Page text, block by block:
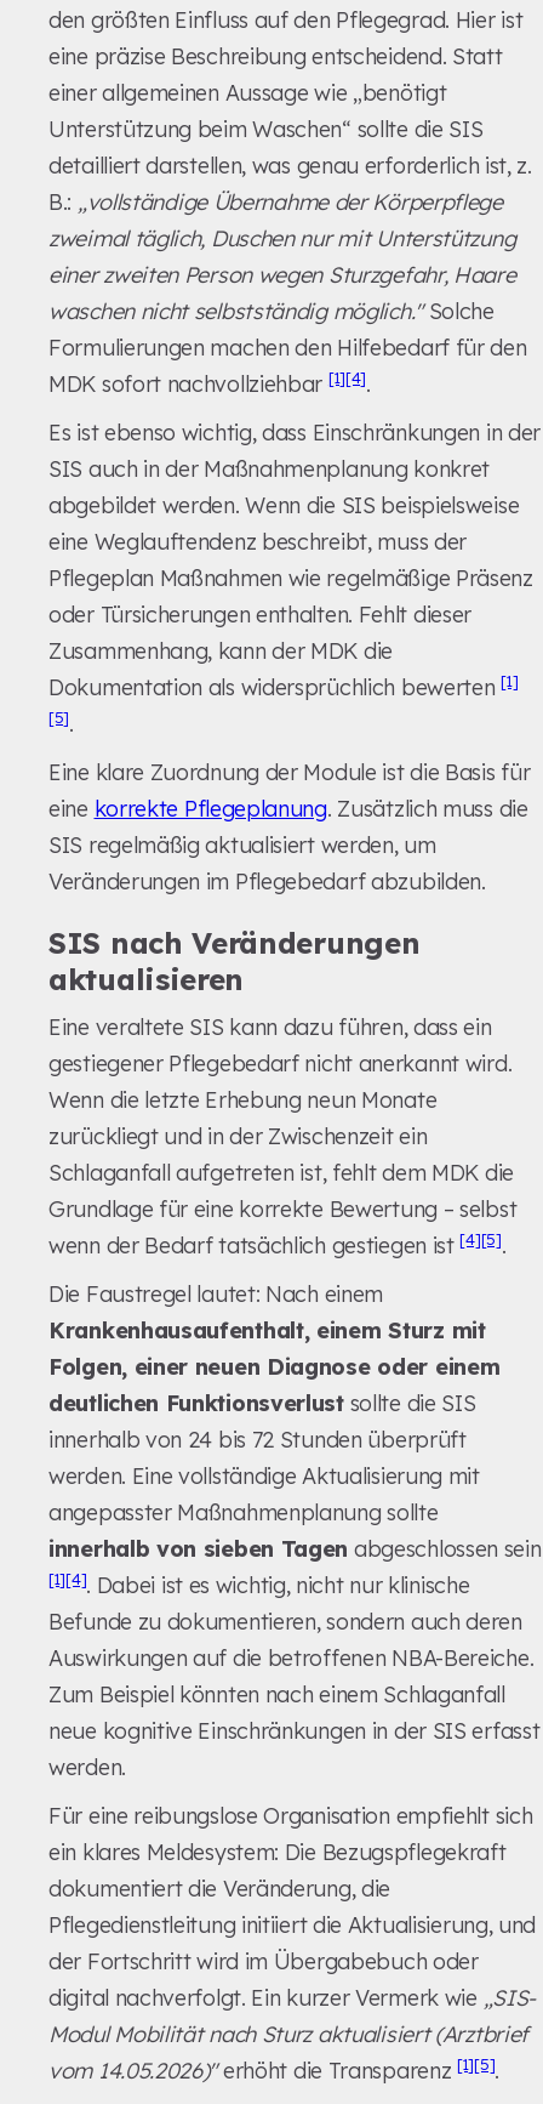
den größten Einfluss auf den Pflegegrad. Hier ist
eine präzise Beschreibung entscheidend. Statt
einer allgemeinen Aussage wie „benötigt
Unterstützung beim Waschen“ sollte die SIS
detailliert darstellen, was genau erforderlich ist, z.
B.: „vollständige Übernahme der Körperpflege
zweimal täglich, Duschen nur mit Unterstützung
einer zweiten Person wegen Sturzgefahr, Haare
waschen nicht selbstständig möglich."Solche
Formulierungen machen den Hilfebedarf für den
MDK sofort nachvollziehbar [1][4].
Es ist ebenso wichtig, dass Einschränkungen in der
SIS auch in der Maßnahmenplanung konkret
abgebildet werden. Wenn die SIS beispielsweise
eine Weglauftendenz beschreibt, muss der
Pflegeplan Maßnahmen wie regelmäßige Präsenz
oder Türsicherungen enthalten. Fehlt dieser
Zusammenhang, kann der MDK die
Dokumentation als widersprüchlich bewerten[1]
[5].
Eine klare Zuordnung der Module ist die Basis für
eine korrekte Pflegeplanung. Zusätzlich muss die
SIS regelmäßig aktualisiert werden, um
Veränderungen im Pflegebedarf abzubilden.
SIS nach Veränderungen
aktualisieren
Eine veraltete SIS kann dazu führen, dass ein
gestiegener Pflegebedarf nicht anerkannt wird.
Wenn die letzte Erhebung neun Monate
zurückliegt und in der Zwischenzeit ein
Schlaganfall aufgetreten ist, fehlt dem MDK die
Grundlage für eine korrekte Bewertung – selbst
wenn der Bedarf tatsächlich gestiegen ist[4][5].
Die Faustregel lautet: Nach einem
Krankenhausaufenthalt, einem Sturz mit
Folgen, einer neuen Diagnose oder einem
deutlichen Funktionsverlustsollte die SIS
innerhalb von 24 bis 72 Stunden überprüft
werden. Eine vollständige Aktualisierung mit
angepasster Maßnahmenplanung sollte
innerhalb von sieben Tagen abgeschlossen sein
[1][4]. Dabei ist es wichtig, nicht nur klinische
Befunde zu dokumentieren, sondern auch deren
Auswirkungen auf die betroffenen NBA-Bereiche.
Zum Beispiel könnten nach einem Schlaganfall
neue kognitive Einschränkungen in der SIS erfasst
werden.
Für eine reibungslose Organisation empfiehlt sich
ein klares Meldesystem: Die Bezugspflegekraft
dokumentiert die Veränderung, die
Pflegedienstleitung initiiert die Aktualisierung, und
der Fortschritt wird im Übergabebuch oder
digital nachverfolgt. Ein kurzer Vermerk wie „SIS-
Modul Mobilität nach Sturz aktualisiert (Arztbrief
vom 14.05.2026)"erhöht die Transparenz[1][5].